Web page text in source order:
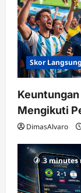
Skor Langsung
Mengikuti
DimasAlvaro
3 minutes